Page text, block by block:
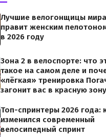
Лучшие велогонщицы
правит женским
в 2026 году
Зона 2 в велоспорте: что
такое на самом деле и
«лёгкая» тренировка
загонит вас в красную зону
Топ-спринтеры 2026 года:
изменился современный
велосипедный спринт